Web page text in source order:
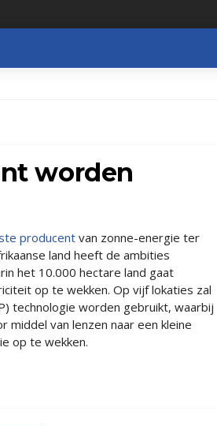
worden
producentvan zonne-energie ter
land heeft de ambities
het 10.000 hectare land gaat
op te wekken. Op vijf lokaties zal
technologie worden gebruikt, waarbij
van lenzen naar een kleine
op te wekken.